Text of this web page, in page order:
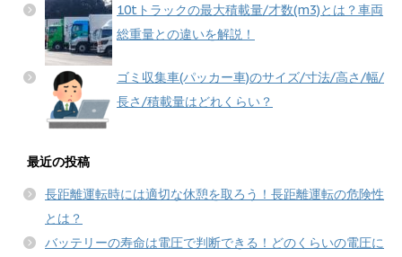
10tトラックの最大積載量/才数(m3)とは？車両
総重量との違いを解説！
ゴミ収集車(パッカー車)のサイズ/寸法/高さ/幅/
長さ/積載量はどれくらい？
最近の投稿
長距離運転時には適切な休憩を取ろう！長距離運転の危険性
とは？
バッテリーの寿命は電圧で判断できる！どのくらいの電圧に